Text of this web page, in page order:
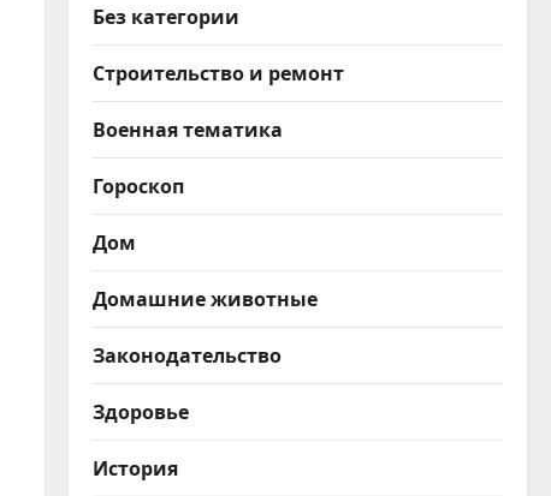
Без категории
Строительство и ремонт
Военная тематика
Гороскоп
Дом
Домашние животные
Законодательство
Здоровье
История